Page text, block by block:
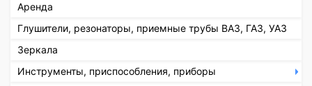
Аренда
Глушители, резонаторы, приемные трубы ВАЗ, ГАЗ, УАЗ
Зеркала
Инструменты, приспособления, приборы